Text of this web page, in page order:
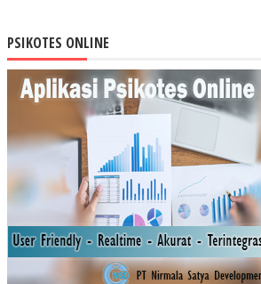
EN
KO
MI
TM
RH
AP
ST
S
KE
PSIKOTES ONLINE